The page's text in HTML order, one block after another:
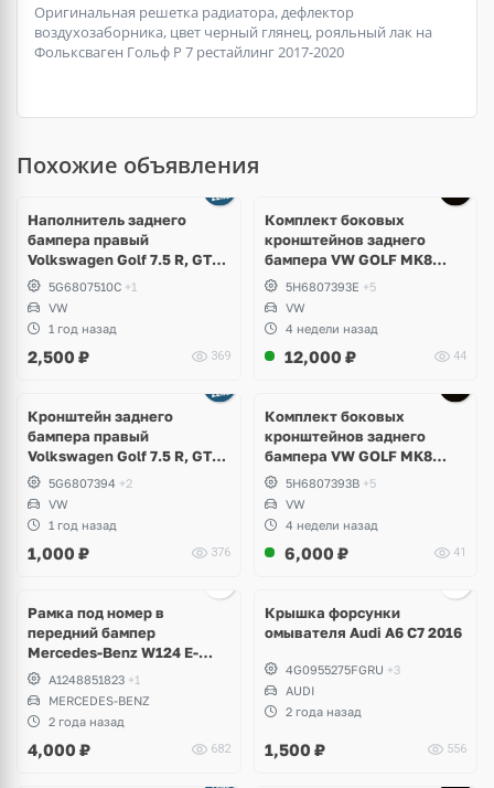
Оригинальная решетка радиатора, дефлектор
воздухозаборника, цвет черный глянец, рояльный лак на
Фольксваген Гольф Р 7 рестайлинг 2017-2020
Похожие объявления
Наполнитель заднего
бампера правый
Volkswagen Golf 7.5 R, GTI,
GTD5G6807510C +1
VW
1 год назад
2,500 ₽ 369
Комплект боковых
кронштейнов заднего
бампера VW GOLF MK8
5H6807394E; 5H6807393E
5H6807393E +5
VW
4 недели назад
12,000 ₽ 44
Кронштейн заднего
бампера правый
Volkswagen Golf 7.5 R, GTI,
GTD, e-Golf
5G6807394 +2
VW
1 год назад
1,000 ₽ 376
Комплект боковых
кронштейнов заднего
бампера VW GOLF MK8
5H6807393B; 5H6807394B
5H6807393B +5
VW
4 недели назад
6,000 ₽ 41
Рамка под номер в
передний бампер
Mercedes-Benz W124 E-
KlassA1248851823 +1
MERCEDES-BENZ
2 года назад
4,000 ₽ 682
Крышка форсунки
омывателя Audi A6 C7 2016
4G0955275FGRU +3
AUDI
2 года назад
1,500 ₽ 556